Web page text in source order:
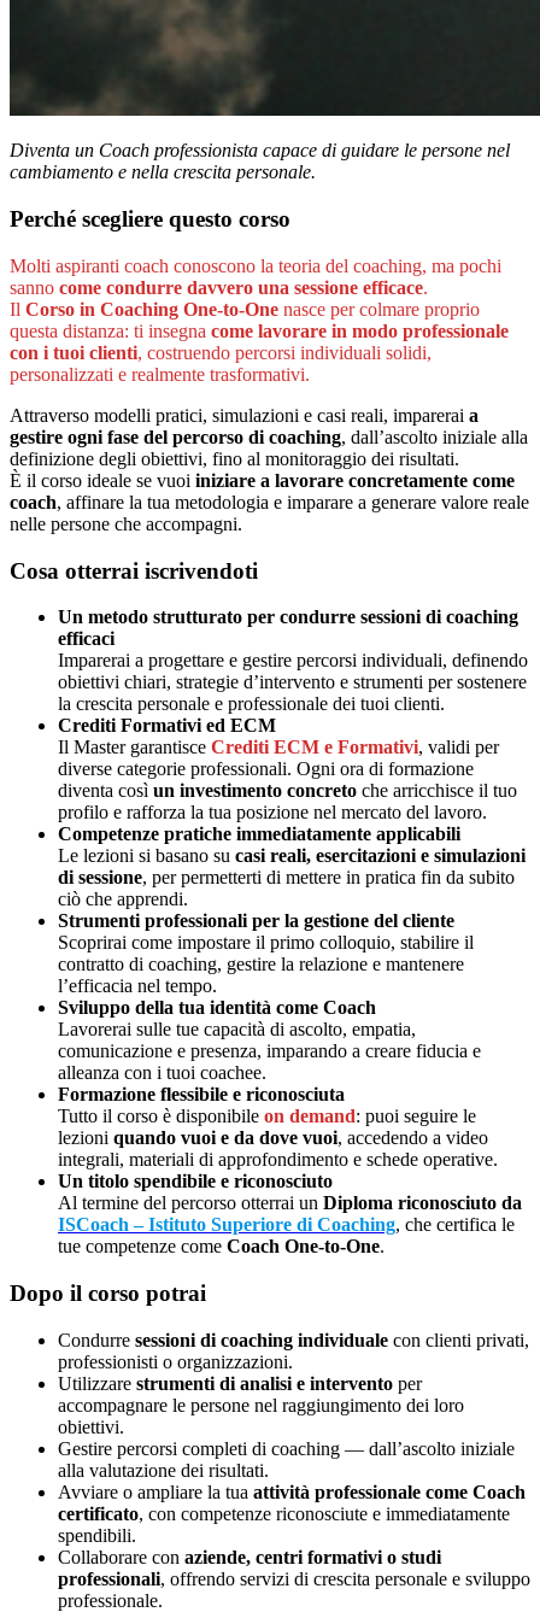
Diventa un Coach professionista capace di guidare le persone nel
cambiamento e nella crescita personale.
Perché scegliere questo corso
Molti aspiranti coach conoscono la teoria del coaching, ma pochi
sanno come condurre davvero una sessione efficace.
Il Corso in Coaching One-to-One nasce per colmare proprio
questa distanza: ti insegna come lavorare in modo professionale
con i tuoi clienti, costruendo percorsi individuali solidi,
personalizzati e realmente trasformativi.
Attraverso modelli pratici, simulazioni e casi reali, imparerai a
gestire ogni fase del percorso di coaching, dall’ascolto iniziale alla
definizione degli obiettivi, fino al monitoraggio dei risultati.
È il corso ideale se vuoi iniziare a lavorare concretamente come
coach, affinare la tua metodologia e imparare a generare valore reale
nelle persone che accompagni.
Cosa otterrai iscrivendoti
Un metodo strutturato per condurre sessioni di coaching
efficaci
Imparerai a progettare e gestire percorsi individuali, definendo
obiettivi chiari, strategie d’intervento e strumenti per sostenere
la crescita personale e professionale dei tuoi clienti.
Crediti Formativi ed ECM
Il Master garantisce Crediti ECM e Formativi, validi per
diverse categorie professionali. Ogni ora di formazione
diventa così un investimento concreto che arricchisce il tuo
profilo e rafforza la tua posizione nel mercato del lavoro.
Competenze pratiche immediatamente applicabili
Le lezioni si basano su casi reali, esercitazioni e simulazioni
di sessione, per permetterti di mettere in pratica fin da subito
ciò che apprendi.
Strumenti professionali per la gestione del cliente
Scoprirai come impostare il primo colloquio, stabilire il
contratto di coaching, gestire la relazione e mantenere
l’efficacia nel tempo.
Sviluppo della tua identità come Coach
Lavorerai sulle tue capacità di ascolto, empatia,
comunicazione e presenza, imparando a creare fiducia e
alleanza con i tuoi coachee.
Formazione flessibile e riconosciuta
Tutto il corso è disponibile on demand: puoi seguire le
lezioni quando vuoi e da dove vuoi, accedendo a video
integrali, materiali di approfondimento e schede operative.
Un titolo spendibile e riconosciuto
Al termine del percorso otterrai un Diploma riconosciuto da
ISCoach – Istituto Superiore di Coaching, che certifica le
tue competenze come Coach One-to-One.
Dopo il corso potrai
Condurre sessioni di coaching individuale con clienti privati,
professionisti o organizzazioni.
Utilizzare strumenti di analisi e intervento per
accompagnare le persone nel raggiungimento dei loro
obiettivi.
Gestire percorsi completi di coaching — dall’ascolto iniziale
alla valutazione dei risultati.
Avviare o ampliare la tua attività professionale come Coach
certificato, con competenze riconosciute e immediatamente
spendibili.
Collaborare con aziende, centri formativi o studi
professionali, offrendo servizi di crescita personale e sviluppo
professionale.